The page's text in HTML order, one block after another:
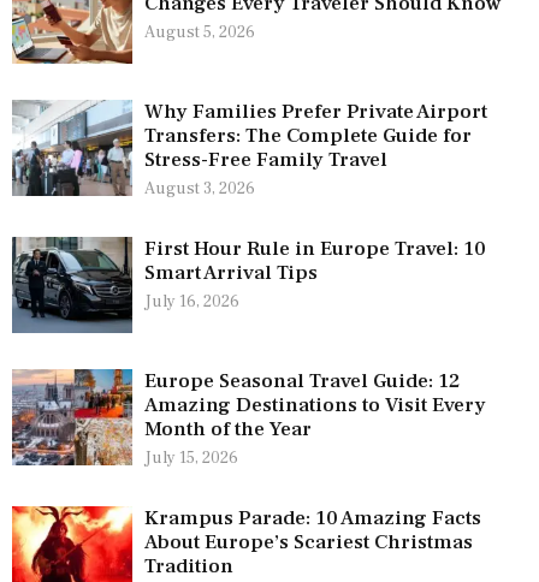
August 5, 2026
Why Families Prefer Private Airport
Transfers: The Complete Guide for
Stress-Free Family Travel
August 3, 2026
First Hour Rule in Europe Travel: 10
Smart Arrival Tips
July 16, 2026
Europe Seasonal Travel Guide: 12
Amazing Destinations to Visit Every
Month of the Year
July 15, 2026
Krampus Parade: 10 Amazing Facts
About Europe’s Scariest Christmas
Tradition